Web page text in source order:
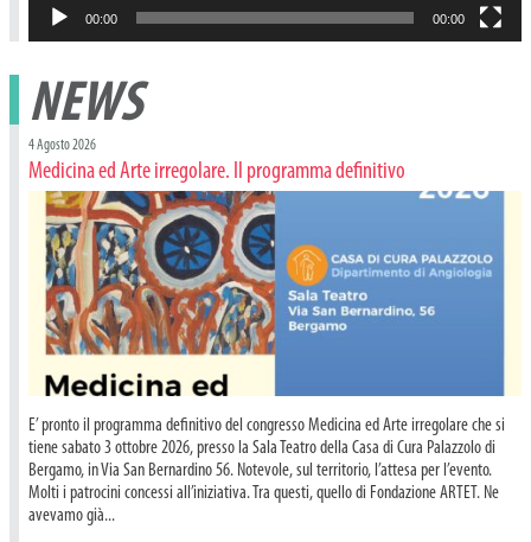
00:00 00:00
NEWS
4 Agosto 2026
Medicina ed Arte irregolare. Il programma definitivo
E’ pronto il programma definitivo del congresso Medicina ed Arte irregolare che si
tiene sabato 3 ottobre 2026, presso la Sala Teatro della Casa di Cura Palazzolo di
Bergamo, in Via San Bernardino 56. Notevole, sul territorio, l’attesa per l’evento.
Molti i patrocini concessi all’iniziativa. Tra questi, quello di Fondazione ARTET. Ne
avevamo già...